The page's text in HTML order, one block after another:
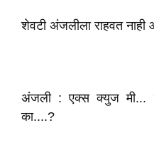
शेवटी अंजलीला राहवत नाही
अंजली : एक्स क्युज मी...
का....?